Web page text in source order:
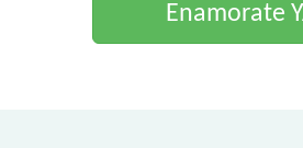
Enamorate